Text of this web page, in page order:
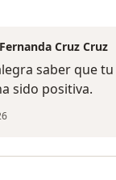
Cruz Cruz
saber que
sido positiva.